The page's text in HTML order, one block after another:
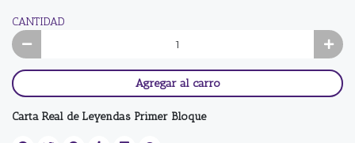
CANTIDAD
Agregar al carro
Carta Real de Leyendas Primer Bloque